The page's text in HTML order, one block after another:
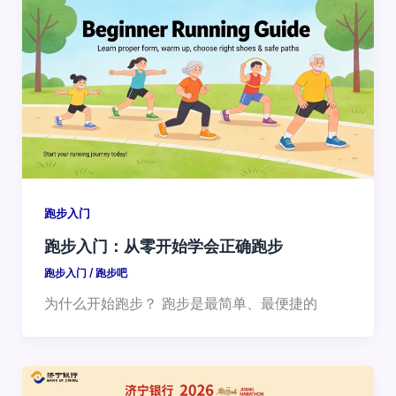
跑步入门
跑步入门：从零开始学会正确跑步
跑步入门 / 跑步吧
为什么开始跑步？ 跑步是最简单、最便捷的